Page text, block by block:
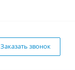
Заказать звонок